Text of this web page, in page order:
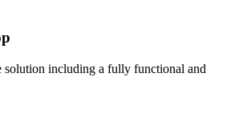
solution including a fully functional and